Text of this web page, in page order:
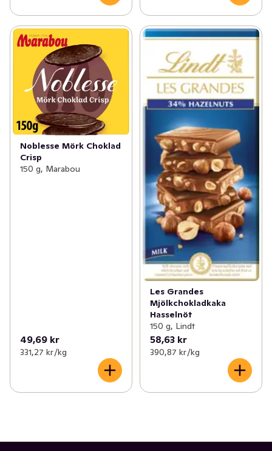
Noblesse Mörk Choklad
Crisp
150 g, Marabou
49,69 kr
331,27 kr /kg
Les Grandes
Mjölkchokladkaka
Hasselnöt
150 g, Lindt
58,63 kr
390,87 kr /kg